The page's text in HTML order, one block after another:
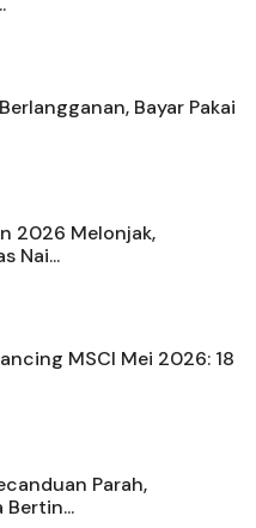
Bayar Pakai
2026 Melonjak,
Nai...
MSCI Mei 2026: 18
Parah,
Bertin...